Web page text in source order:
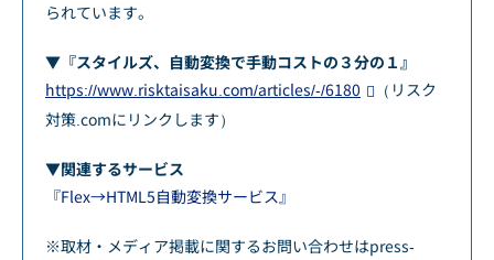
られています。
▼『スタイルズ、自動変換で手動コストの３分の１』
https://www.risktaisaku.com/articles/-/6180
（リスク
対策.comにリンクします）
▼関連するサービス
『Flex→HTML5自動変換サービス』
※取材・メディア掲載に関するお問い合わせはpress-